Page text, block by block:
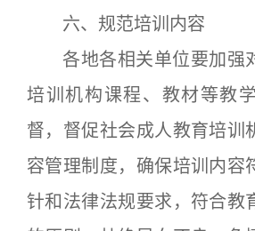
六、规范培训内容
各地各相关单位要加强
培训机构课程、教材等教
督，督促社会成人教育培训
容管理制度，确保培训内容
针和法律法规要求，符合教